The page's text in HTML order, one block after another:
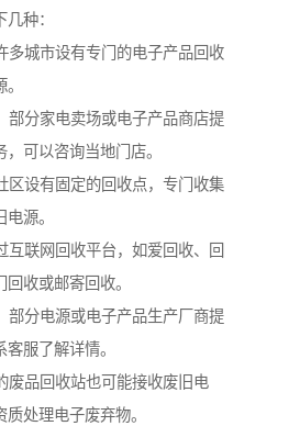
种：
多城市设有专门的电子产品回收
部分家电卖场或电子产品商店提
可以咨询当地门店。
区设有固定的回收点，专门收集
源。
互联网回收平台，如爱回收、回
收或邮寄回收。
部分电源或电子产品生产厂商提
服了解详情。
废品回收站也可能接收废旧电
处理电子废弃物。